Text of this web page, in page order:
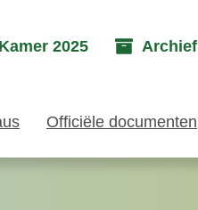
2025 Archief
Officiële documenten